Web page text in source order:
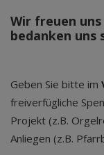
Wir freuen
bedanken uns
Geben Sie bitte im
freiverfügliche
Projekt (z.B.
Anliegen (z.B.